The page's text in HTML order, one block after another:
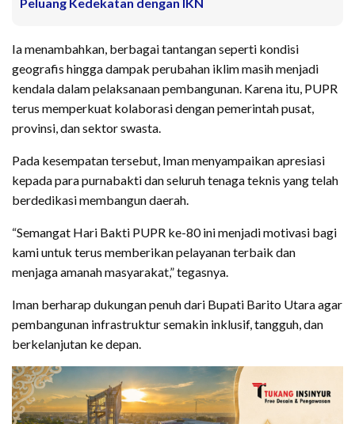
Ia menambahkan, berbagai tantangan seperti kondisi
geografis hingga dampak perubahan iklim masih menjadi
kendala dalam pelaksanaan pembangunan. Karena itu, PUPR
terus memperkuat kolaborasi dengan pemerintah pusat,
provinsi, dan sektor swasta.
Pada kesempatan tersebut, Iman menyampaikan apresiasi
kepada para purnabakti dan seluruh tenaga teknis yang telah
berdedikasi membangun daerah.
“Semangat Hari Bakti PUPR ke-80 ini menjadi motivasi bagi
kami untuk terus memberikan pelayanan terbaik dan
menjaga amanah masyarakat,” tegasnya.
Iman berharap dukungan penuh dari Bupati Barito Utara agar
pembangunan infrastruktur semakin inklusif, tangguh, dan
berkelanjutan ke depan.